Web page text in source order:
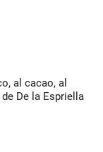
al cacao, al
De la Espriella